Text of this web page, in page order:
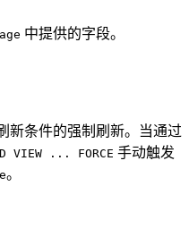
中提供的字段。
新条件的强制刷新。当通过
VIEW ... FORCE 手动触发
。